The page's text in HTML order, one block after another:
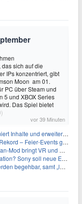
sich auf die
IPs konzentriert, gibt
Moon am 01.
PC über Steam und
5 und XBOX Series
Das Spiel bietet
vor 39 Minuten
und erweitert Treasure Access
– Feier‑Events gestartet
und Ego-Perspektive nach Kanto
neue Einnahmequellen prüfen
samt „lebensgroßem Leon“